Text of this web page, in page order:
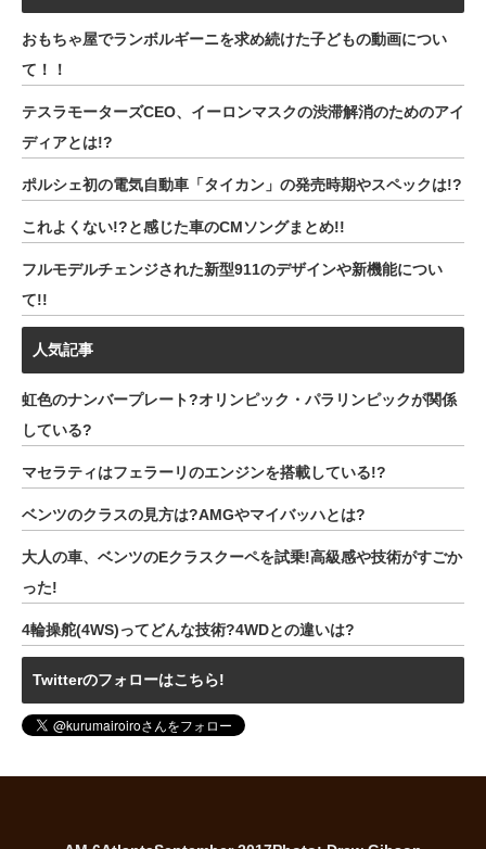
おもちゃ屋でランボルギーニを求め続けた子どもの動画につい
て！！
テスラモーターズCEO、イーロンマスクの渋滞解消のためのアイ
ディアとは!?
ポルシェ初の電気自動車「タイカン」の発売時期やスペックは!?
これよくない!?と感じた車のCMソングまとめ!!
フルモデルチェンジされた新型911のデザインや新機能につい
て!!
人気記事
虹色のナンバープレート?オリンピック・パラリンピックが関係
している?
マセラティはフェラーリのエンジンを搭載している!?
ベンツのクラスの見方は?AMGやマイバッハとは?
大人の車、ベンツのEクラスクーペを試乗!高級感や技術がすごか
った!
4輪操舵(4WS)ってどんな技術?4WDとの違いは?
Twitterのフォローはこちら!